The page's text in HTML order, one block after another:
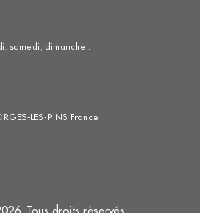
LES-PINS France
samedi, dimanche :